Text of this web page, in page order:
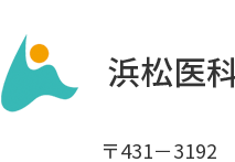
〒431－3192